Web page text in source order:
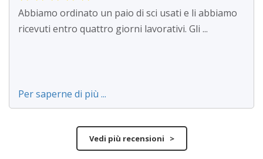
Abbiamo ordinato un paio di sci usati e li abbiamo
ricevuti entro quattro giorni lavorativi. Gli ...
Per saperne di più ...
Vedi più recensioni >